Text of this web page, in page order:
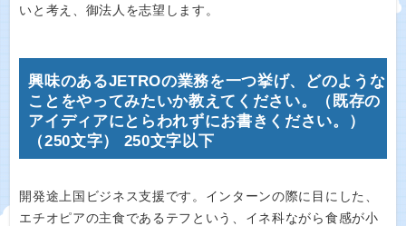
いと考え、御法人を志望します。
興味のあるJETROの業務を一つ挙げ、どのような
ことをやってみたいか教えてください。（既存の
アイディアにとらわれずにお書きください。）
（250文字） 250文字以下
開発途上国ビジネス支援です。インターンの際に目にした、
エチオピアの主食であるテフという、イネ科ながら食感が小